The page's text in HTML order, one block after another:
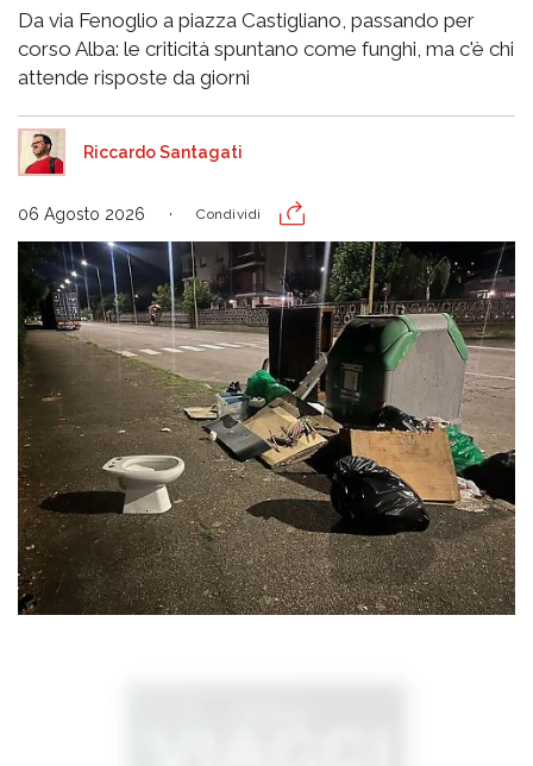
Da via Fenoglio a piazza Castigliano, passando per
corso Alba: le criticità spuntano come funghi, ma c'è chi
attende risposte da giorni
Riccardo Santagati
06 Agosto 2026 Condividi